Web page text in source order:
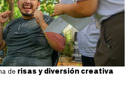
de risas y diversión creativa